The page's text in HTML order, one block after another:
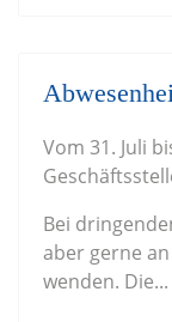
Vom 31. Juli
Bei
aber gerne
wenden. Die...